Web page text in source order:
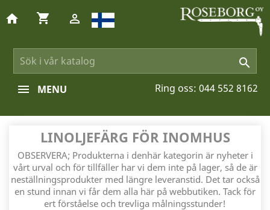

home shopping_cart 
Ring oss: 044 552 8162
MENU
LINOLJEFÄRG FÖR INOMHUS
OBSERVERA; Produkterna i denhär kategorin är nyheter i
vårt urval och för tillfäller har vi dem inte på lager, så de är
neställningsprodukter med längre leveranstid. Det tar också
en stund innan vi får dem alla här på webbutiken. Tack för
ert förståelse och trevliga målningsstunder!